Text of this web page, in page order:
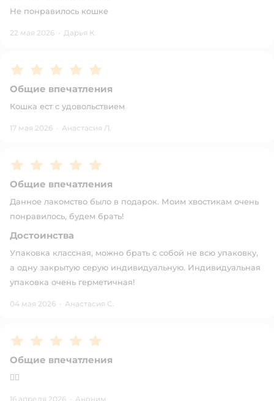
Не понравилось кошке
22 мая 2026 · Дарья К.
Рейтинг:5
Общие впечатления
Кошка ест с удовольствием
17 мая 2026 · Анастасия Л.
Рейтинг:5
Общие впечатления
Данное лакомство было в подарок. Моим хвостикам очень
понравилось, будем брать!
Достоинства
Упаковка классная, можно брать с собой не всю упаковку,
а одну закрытую серую индивидуальную. Индивидуальная
упаковка очень герметичная!
04 мая 2026 · Анастасия С.
Рейтинг:5
Общие впечатления
👍🏻
16 апреля 2026 · Аноним